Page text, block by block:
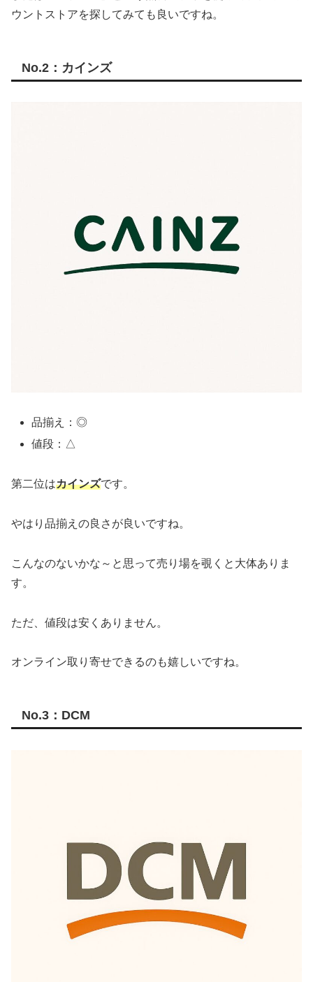
ウントストアを探してみても良いですね。
No.2：カインズ
品揃え：◎
値段：△
第二位はカインズです。
やはり品揃えの良さが良いですね。
こんなのないかな～と思って売り場を覗くと大体ありま
す。
ただ、値段は安くありません。
オンライン取り寄せできるのも嬉しいですね。
No.3：DCM